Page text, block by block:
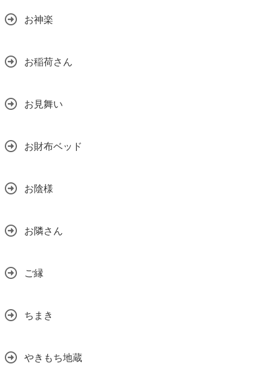
お神楽
お稲荷さん
お見舞い
お財布ベッド
お陰様
お隣さん
ご縁
ちまき
やきもち地蔵